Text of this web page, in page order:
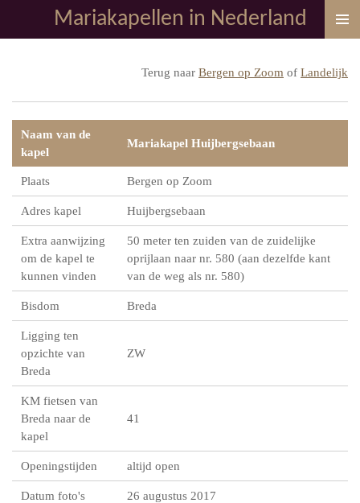
direct
Mariakapellen in Nederland
Terug naar Bergen op Zoom of Landelijk
Naam van de
kapel
Mariakapel Huijbergsebaan
Plaats Bergen op Zoom
Adres kapel Huijbergsebaan
Extra aanwijzing
om de kapel te
kunnen vinden
50 meter ten zuiden van de zuidelijke
oprijlaan naar nr. 580 (aan dezelfde kant
van de weg als nr. 580)
Bisdom Breda
Ligging ten
opzichte van
Breda
ZW
KM fietsen van
Breda naar de
kapel
41
Openingstijden altijd open
Datum foto's 26 augustus 2017